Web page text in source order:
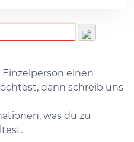
einen
dann schreib uns
was du zu